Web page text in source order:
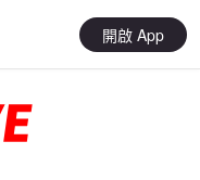
開啟 App